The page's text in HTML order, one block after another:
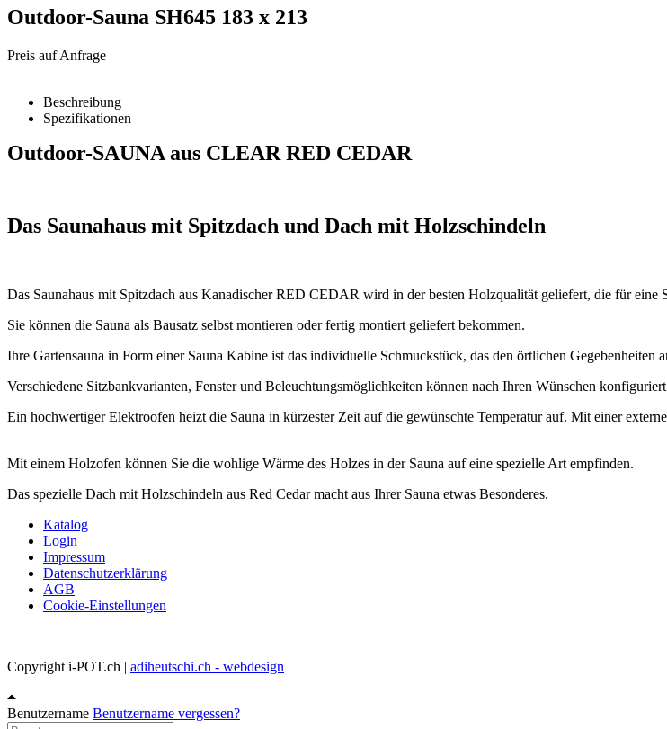
Outdoor-Sauna SH645 183 x 213
Preis auf Anfrage
Beschreibung
Spezifikationen
Outdoor-SAUNA aus CLEAR RED CEDAR
Das Saunahaus mit Spitzdach und Dach mit Holzschindeln
Das Saunahaus mit Spitzdach aus Kanadischer RED CEDAR wird in der besten Holzqualität geliefert, die für eine
Sie können die Sauna als Bausatz selbst montieren oder fertig montiert geliefert bekommen.
Ihre Gartensauna in Form einer Sauna Kabine ist das individuelle Schmuckstück, das den örtlichen Gegebenheiten
Verschiedene Sitzbankvarianten, Fenster und Beleuchtungsmöglichkeiten können nach Ihren Wünschen
Ein hochwertiger Elektroofen heizt die Sauna in kürzester Zeit auf die gewünschte Temperatur auf. Mit einer
Mit einem Holzofen können Sie die wohlige Wärme des Holzes in der Sauna auf eine spezielle Art empfinden.
Das spezielle Dach mit Holzschindeln aus Red Cedar macht aus Ihrer Sauna etwas Besonderes.
Katalog
Login
Impressum
Datenschutzerklärung
AGB
Cookie-Einstellungen
Copyright i-POT.ch | adiheutschi.ch - webdesign
Benutzername Benutzername vergessen?